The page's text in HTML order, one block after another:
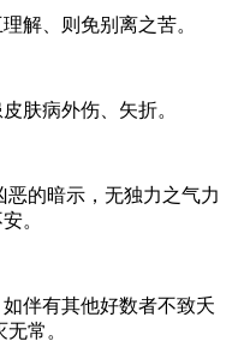
、则免别离之苦。
病外伤、矢折。
的暗示，无独力之气力
。
伴有其他好数者不致夭
常。